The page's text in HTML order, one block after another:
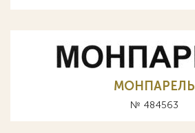
МОНПАРЕЛЬ
№ 484563